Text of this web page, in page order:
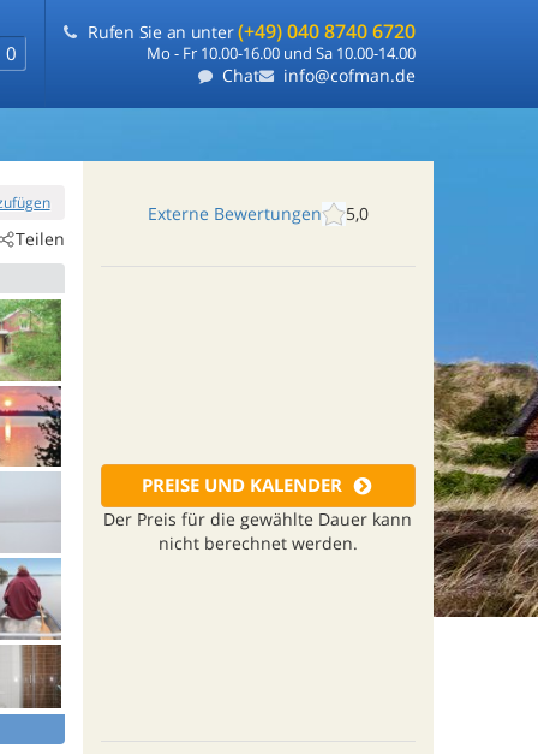
0
Rufen Sie an unter(+49) 040 8740 6720
Mo - Fr 10.00-16.00 und Sa 10.00-14.00
Chat info@cofman.de
Teilen
Externe Bewertungen 5,0
PREISE UND KALENDER
Der Preis für die gewählte Dauer kann
nicht berechnet werden.